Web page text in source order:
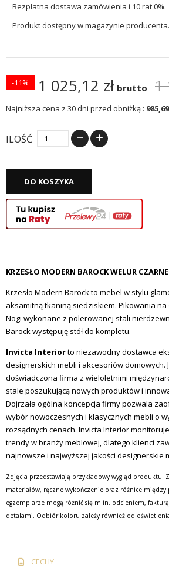
Bezpłatna dostawa zamówienia i 10 rat 0%.
Produkt dostępny w magazynie producenta.
1 025,12 zł brutto 1
-11%
Najniższa cena z 30 dni przed obniżką :
ILOŚĆ
DO KOSZYKA
KRZESŁO MODERN BAROCK WELUR
Krzesło Modern Barock to mebel w stylu
aksamitną tkaniną siedziskiem. Pikowania
Nogi wykonane z polerowanej stali
Barock występuję stół do kompletu.
Invicta Interiorto niezawodny dostawca
designerskich mebli i akcesoriów domowych.
doświadczona firma z wieloletnimi
stale poszukującą nowych produktów i
Dojrzała ogólna koncepcja firmy pozwala
wybór nowoczesnych i klasycznych mebli o
rozsądnych cenach. Invicta Interior
trendy w branży meblowej, dlatego klienci
najnowsze i najwyższej jakości designerskie
Zdjęcia przedstawiają przykładowy wygląd produktu.
materiałów, ręczne wykończenie oraz różnice
egzemplarze mogą różnić się m.in. odcieniem,
detalami. Odbiór koloru zależy również od
CECHY